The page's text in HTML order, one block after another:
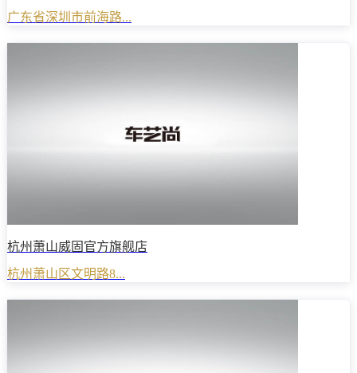
广东省深圳市前海路...
杭州萧山威固官方旗舰店
杭州萧山区文明路8...